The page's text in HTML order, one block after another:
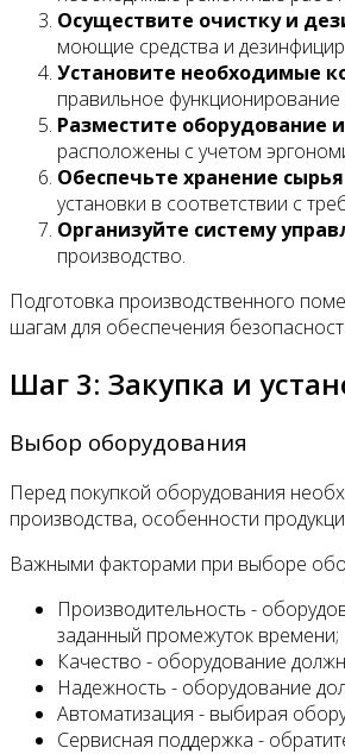
Осуществите очистку и
моющие средства и
Установите необходимые
правильное
Разместите оборудование
расположены с учетом
Обеспечьте хранение
установки в соответствии с
Организуйте систему
производство.
Подготовка производственного
шагам для обеспечения
Шаг 3: Закупка и
Выбор оборудования
Перед покупкой оборудования
производства, особенности
Важными факторами при выборе
Производительность -
заданный промежуток времени;
Качество - оборудование
Надежность - оборудование
Автоматизация - выбирая
Сервисная поддержка -